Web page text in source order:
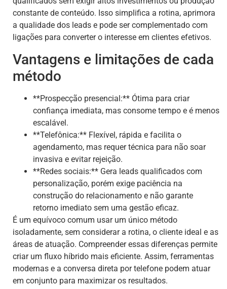
constante de conteúdo. Isso simplifica a rotina, aprimora
a qualidade dos leads e pode ser complementado com
ligações para converter o interesse em clientes efetivos.
Vantagens e limitações de cada
método
**Prospecção presencial:** Ótima para criar
confiança imediata, mas consome tempo e é menos
escalável.
**Telefônica:** Flexível, rápida e facilita o
agendamento, mas requer técnica para não soar
invasiva e evitar rejeição.
**Redes sociais:** Gera leads qualificados com
personalização, porém exige paciência na
construção do relacionamento e não garante
retorno imediato sem uma gestão eficaz.
É um equívoco comum usar um único método
isoladamente, sem considerar a rotina, o cliente ideal e as
áreas de atuação. Compreender essas diferenças permite
criar um fluxo híbrido mais eficiente. Assim, ferramentas
modernas e a conversa direta por telefone podem atuar
em conjunto para maximizar os resultados.